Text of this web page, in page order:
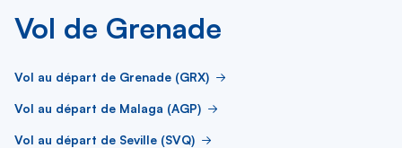
Vol de Grenade
Vol au départ de Grenade (GRX)
Vol au départ de Malaga (AGP)
Vol au départ de Seville (SVQ)